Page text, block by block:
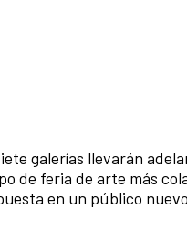
galerías llevarán
de feria de arte más
en un público